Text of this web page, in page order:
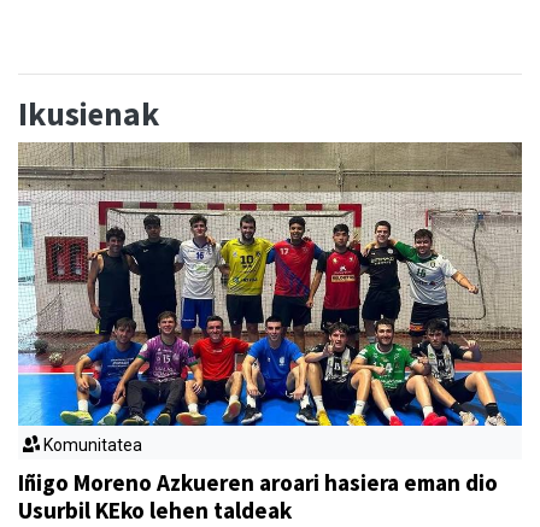
Ikusienak
Komunitatea
Iñigo Moreno Azkueren aroari hasiera eman dio
Usurbil KEko lehen taldeak